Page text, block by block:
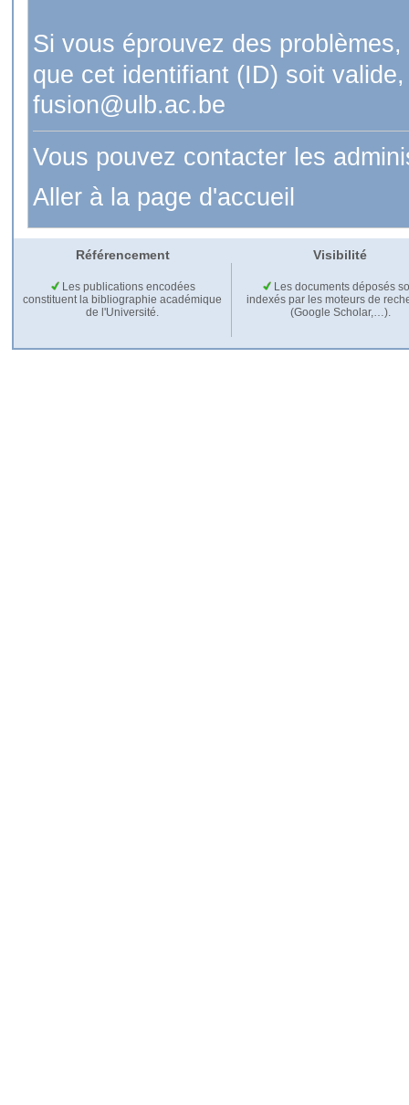
Si vous éprouvez des
que cet identifiant (ID) soit
fusion@ulb.ac.be
Vous pouvez contacter les
Aller à la page d'accueil
Référencement Visibilité
Les publications encodées
constituent la bibliographie académique
de l'Université.
Les documents déposés
indexés par les moteurs de
(Google Scholar,…).